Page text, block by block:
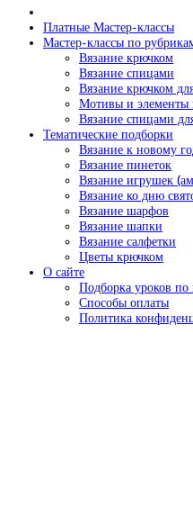
Платные Мастер-классы
Мастер-классы по
Вязание крючком
Вязание спицами
Вязание крючком
Мотивы и элементы
Вязание спицами
Тематические подборки
Вязание к новому
Вязание пинеток
Вязание игрушек
Вязание ко дню
Вязание шарфов
Вязание шапки
Вязание салфетки
Цветы крючком
О сайте
Подборка уроков
Способы оплаты
Политика